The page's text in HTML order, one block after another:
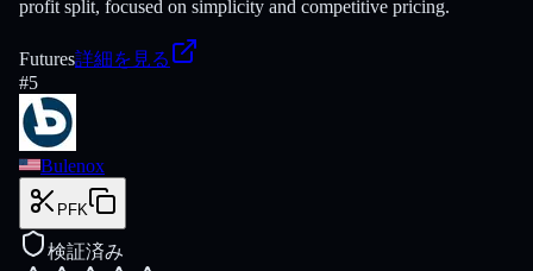
profit split, focused on simplicity and competitive pricing.
Futures詳細を見る
#5
Bulenox
PFK
検証済み